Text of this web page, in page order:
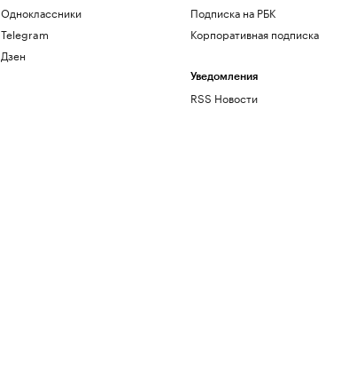
Одноклассники
Telegram
Дзен
Подписка на РБК
Корпоративная подписка
Уведомления
RSS Новости